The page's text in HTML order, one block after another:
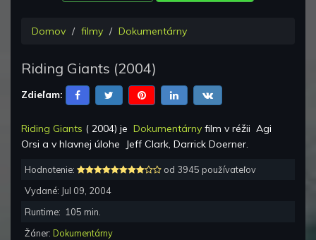
Domov filmy Dokumentárny
Riding Giants (2004)
Zdieľam:
Riding Giants ( 2004) je Dokumentárny film v réžii Agi
Orsi a v hlavnej úlohe Jeff Clark, Darrick Doerner.
Hodnotenie:
od 3945 používateľov
Vydané: Jul 09, 2004
Runtime: 105 min.
Žáner: Dokumentárny